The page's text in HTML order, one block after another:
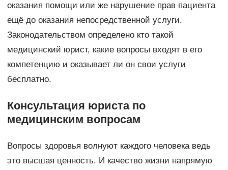
оказания помощи или же нарушение прав пациента
ещё до оказания непосредственной услуги.
Законодательством определено кто такой
медицинский юрист, какие вопросы входят в его
компетенцию и оказывает ли он свои услуги
бесплатно.
Консультация юриста по
медицинским вопросам
Вопросы здоровья волнуют каждого человека ведь
это высшая ценность. И качество жизни напрямую